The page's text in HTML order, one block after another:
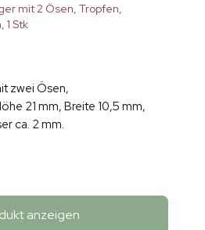
mit 2 Ösen, Tropfen,
1 Stk
zwei Ösen,
21 mm, Breite 10,5 mm,
ca. 2 mm.
anzeigen